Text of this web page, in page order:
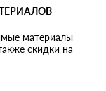
материалы
скидки на